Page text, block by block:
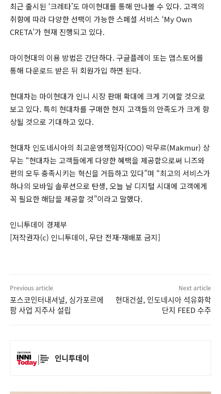
최근 출시된 ‘크레타’도 마이현대를 통해 만나볼 수 있다. 고객의
취향에 따라 다양한 선택이 가능한 스페셜 서비스 ‘My Own
CRETA’가 현재 진행되고 있다.
마이현대의 이용 방법은 간단하다. 구글플레이 또는 앱스토어를
통해 다운로드 받은 뒤 회원가입 하면 된다.
현대차는 마이현대가 인니 시장 판매 확대에 크게 기여할 것으로
보고 있다. 특히 현대차를 구매한 현지 고객들의 만족도가 크게 향
상될 것으로 기대하고 있다.
현대차 인도네시아의 최고운영책임자(COO) 막무르(Makmur) 상
무는 “현대차는 고객들에게 다양한 혜택을 제공함으로써 니즈와
편의 모두 충족시키는 혁신을 거듭하고 있다”며 “최고의 서비스가
하나의 모바일 솔루션으로 탄생, 오늘 날 디지털 시대에 고객에게
꼭 필요한 해답을 제공할 것”이라고 말했다.
인니투데이 경제부
[저작권자(c) 인니투데이, 무단 전재-재배포 금지]
Previous article
포스코인터내셔널, 싱가포르에
팜 사업 지주사 설립
Next article
현대건설, 인도네시아 석유화학
단지 FEED 수주
인니투데이